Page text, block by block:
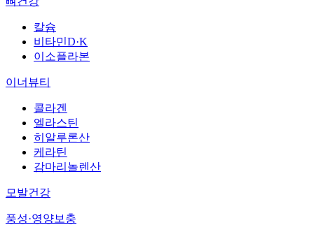
칼슘
비타민D·K
이소플라본
이너뷰티
콜라겐
엘라스틴
히알루론산
케라틴
감마리놀렌산
모발건강
풍성·영양보충